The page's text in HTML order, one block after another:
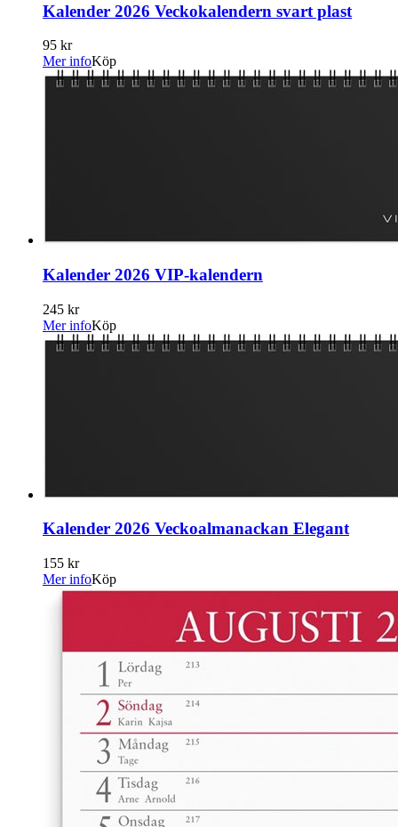
Kalender 2026 Veckokalendern svart plast
95 kr
Mer infoKöp
Kalender 2026 VIP-kalendern
245 kr
Mer infoKöp
Kalender 2026 Veckoalmanackan Elegant
155 kr
Mer infoKöp